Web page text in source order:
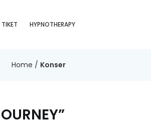
HYPNOTHERAPY
Home / Konser